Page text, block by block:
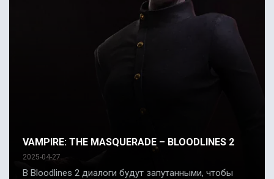
VAMPIRE: THE MASQUERADE – BLOODLINES 2
2025-04-27
В Bloodlines 2 диалоги будут запутанными, чтобы